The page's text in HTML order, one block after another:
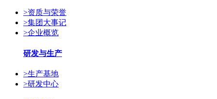
>资质与荣誉
>集团大事记
>企业概览
研发与生产
>生产基地
>研发中心